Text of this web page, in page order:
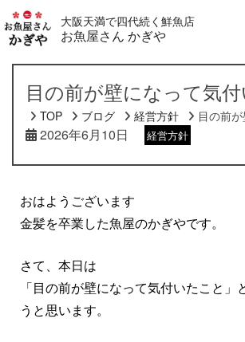
大阪天満で四代続く鮮魚店
お魚屋さん かぎや
目の前が壁になって気
TOP ブログ 経営方針 目の前
2026年6月10日 経営方針
おはようございます
金髪を卒業した魚屋のかぎやです。
さて、本日は
「目の前が壁になって気付いたこと」
うと思います。